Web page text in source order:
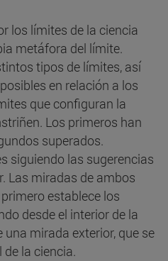
los límites de la ciencia
metáfora del límite.
tipos de límites, así
en relación a los
que configuran la
Los primeros han
superados.
siguiendo las sugerencias
Las miradas de ambos
establece los
desde el interior de la
mirada exterior, que se
la ciencia.